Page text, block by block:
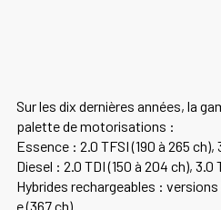
Sur les dix dernières années, la
palette de motorisations :
Essence : 2.0 TFSI (190 à 265 ch),
Diesel : 2.0 TDI (150 à 204 ch), 3.0
Hybrides rechargeables : versions
e (367 ch).